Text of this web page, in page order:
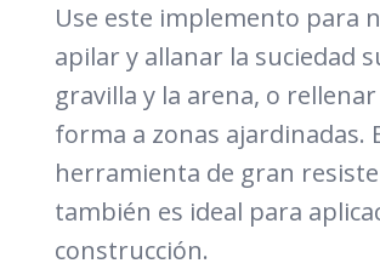
Use este implemento para
apilar y allanar la suciedad
gravilla y la arena, o
forma a zonas ajardinadas.
herramienta de gran
también es ideal para
construcción.